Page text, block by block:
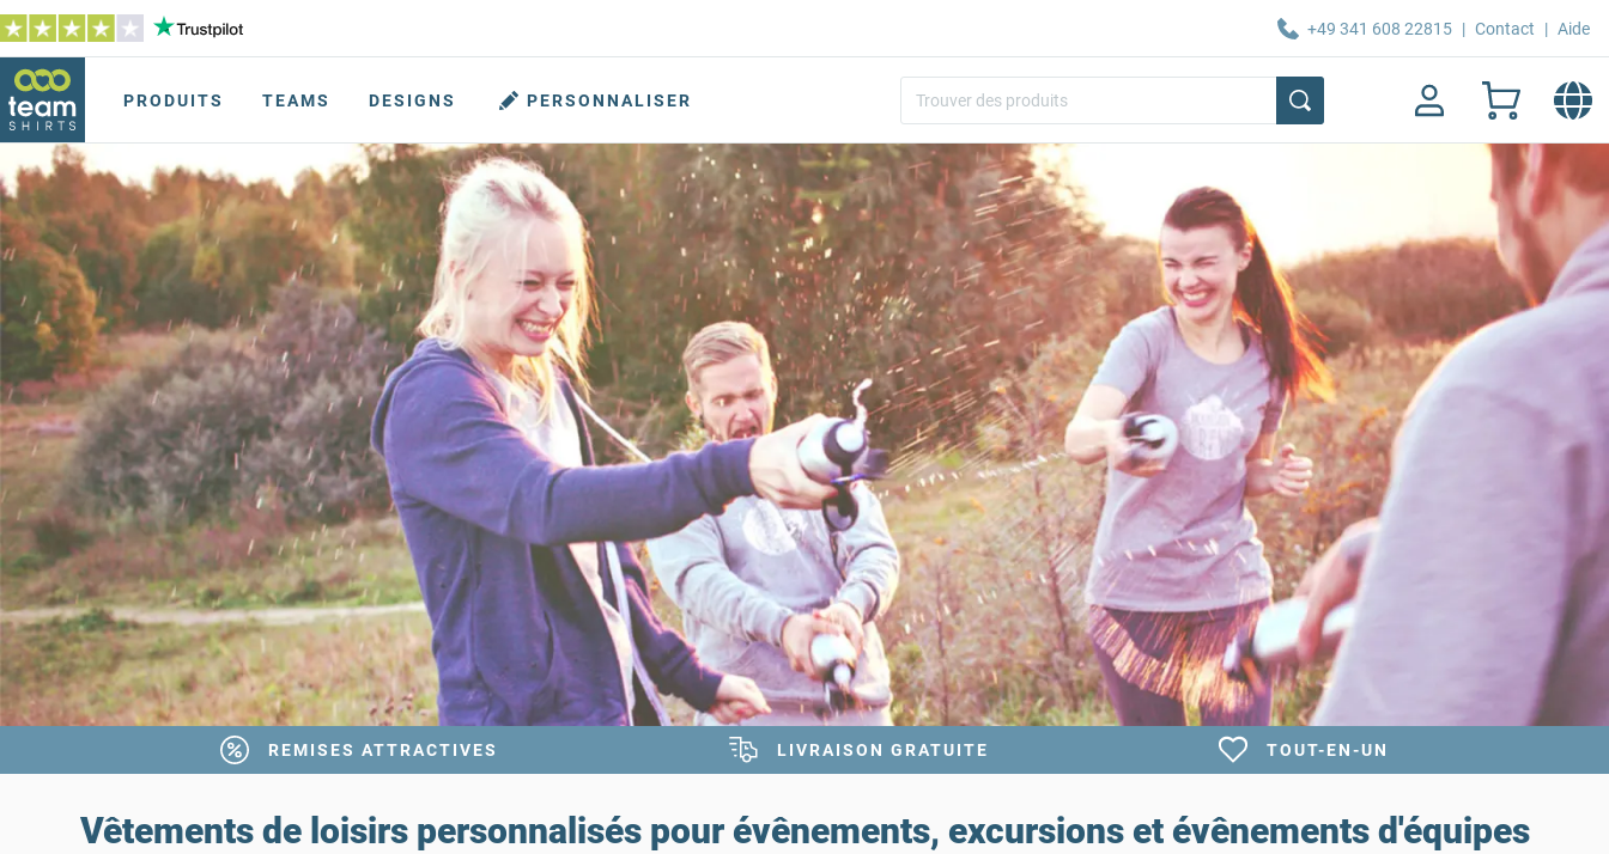
+49 341 608 22815 | Contact | Aide
PRODUITS TEAMS DESIGNS PERSONNALISER
REMISES ATTRACTIVES LIVRAISON GRATUITE TOUT-EN-UN
Vêtements de loisirs personnalisés pour évênements, excursions et évênements d'équipes